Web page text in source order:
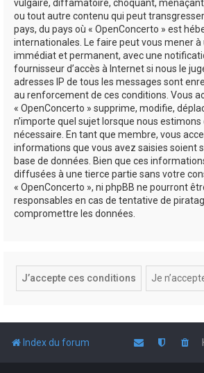
vulgaire, diffamatoire, choquant,
ou tout autre contenu qui peut
pays, du pays où « OpenConcerto » est
internationales. Le faire peut vous mener
immédiat et permanent, avec une
fournisseur d’accès à Internet si nous le
adresses IP de tous les messages sont
au renforcement de ces conditions. Vous
« OpenConcerto » supprime, modifie,
n’importe quel sujet lorsque nous estimons
nécessaire. En tant que membre, vous
informations que vous avez saisies soient
base de données. Bien que ces
diffusées à une tierce partie sans votre
« OpenConcerto », ni phpBB ne pourront
responsables en cas de tentative de
compromettre les données.
Index du forum